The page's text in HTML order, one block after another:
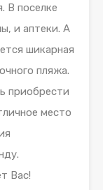
В поселке
и аптеки. А
шикарная
пляжа.
приобрести
место
Вас!